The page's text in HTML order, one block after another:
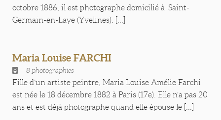
octobre 1886, il est photographe domicilié à Saint-
Germain-en-Laye (Yvelines). [...]
Maria Louise FARCHI
8 photographies
Fille d’un artiste peintre, Maria Louise Amélie Farchi
est née le 18 décembre 1882 à Paris (17e). Elle n‘a pas 20
ans et est déjà photographe quand elle épouse le [...]